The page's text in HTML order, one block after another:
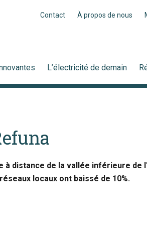
Contact À propos de nous
L’électricité de demain
à distance de la vallée inférieure de
locaux ont baissé de 10%.